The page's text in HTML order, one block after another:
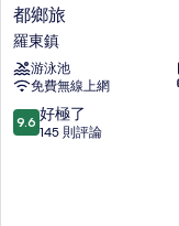
都
鄉
旅
羅
東
鎮
都鄉旅
羅東鎮
游泳池
免費無線上網
9.6
分，
9.6 好極了
145 則評論